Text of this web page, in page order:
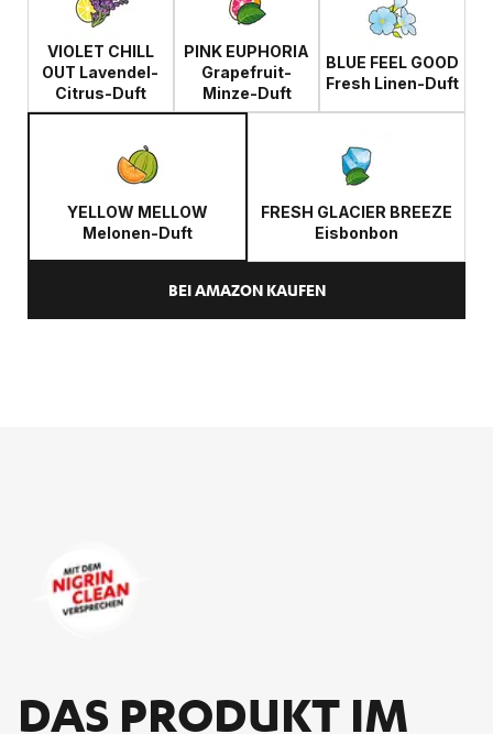
VIOLET CHILL
OUT Lavendel-
Citrus-Duft
PINK EUPHORIA
Grapefruit-
Minze-Duft
BLUE FEEL GOOD
Fresh Linen-Duft
YELLOW MELLOW
Melonen-Duft
FRESH GLACIER BREEZE
Eisbonbon
BEI AMAZON KAUFEN
DAS PRO­DUKT IM